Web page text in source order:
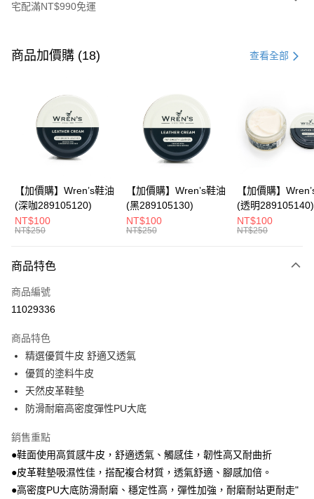
宅配滿NT$990免運
信用卡一次付款
Apple Pay
悠遊付
Google Pay
全盈+PAY
ATM付款
宅配
每筆NT$80，滿NT$990(含以上)免運費
付款後門市自取
每筆NT$80，滿NT$699(含以上)免運費
跨境配送 港澳、新馬
商品加價購 (18) 查看全部
【加價購】Wren’s鞋油
(深咖289105120)
NT$100
NT$250
【加價購】Wren’s鞋油
(黑289105130)
NT$100
NT$250
【加價購】
(透明289105140)
NT$100
NT$250
商品特色
商品編號
11029336
商品特色
精選優質牛皮 舒適又透氣
優質的塗料牛皮
天然皮革鞋墊
防滑耐磨高密度彈性PU大底
銷售重點
●鞋面使用高質感牛皮，舒適透氣、觸感佳，韌性高又耐曲折
●皮革鞋墊吸濕性佳，搭配複合材質，透氣舒適、腳感加倍。
●高密度PU大底防滑耐磨、穩定性高，彈性加強，耐磨耐站更耐走"